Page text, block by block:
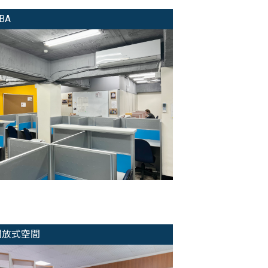
式空間